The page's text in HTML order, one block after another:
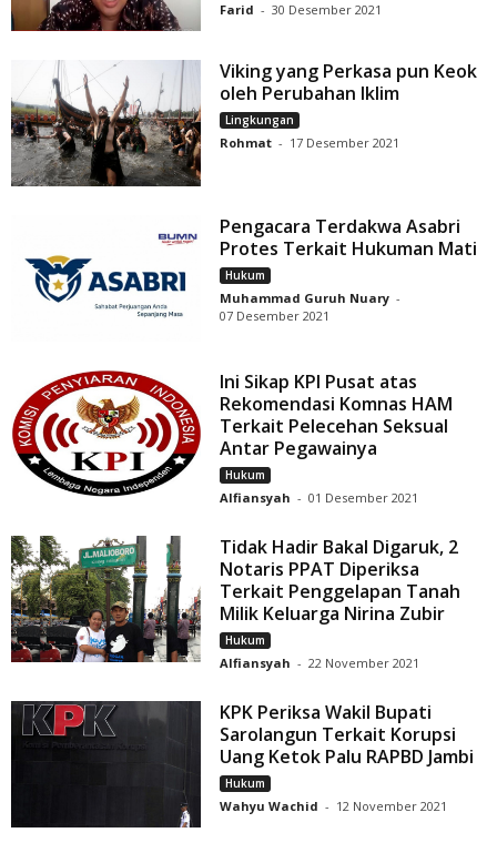
Farid - 30 Desember 2021
Viking yang Perkasa pun Keok
oleh Perubahan Iklim
Lingkungan
Rohmat - 17 Desember 2021
Pengacara Terdakwa Asabri
Protes Terkait Hukuman Mati
Hukum
Muhammad Guruh Nuary -
07 Desember 2021
Ini Sikap KPI Pusat atas
Rekomendasi Komnas HAM
Terkait Pelecehan Seksual
Antar Pegawainya
Hukum
Alfiansyah - 01 Desember 2021
Tidak Hadir Bakal Digaruk, 2
Notaris PPAT Diperiksa
Terkait Penggelapan Tanah
Milik Keluarga Nirina Zubir
Hukum
Alfiansyah - 22 November 2021
KPK Periksa Wakil Bupati
Sarolangun Terkait Korupsi
Uang Ketok Palu RAPBD Jambi
Hukum
Wahyu Wachid - 12 November 2021